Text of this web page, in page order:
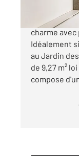
À deux pas
charme
Idéalement
au Jardin
de 9,27 m²
compose